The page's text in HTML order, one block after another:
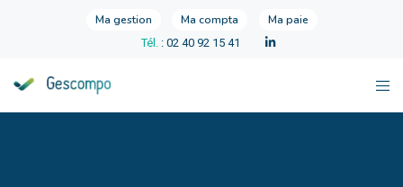
Ma gestion Ma compta Ma paie
Tél. : 02 40 92 15 41